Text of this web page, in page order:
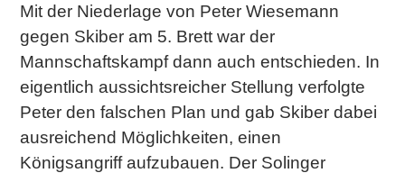
Mit der Niederlage von Peter Wiesemann
gegen Skiber am 5. Brett war der
Mannschaftskampf dann auch entschieden. In
eigentlich aussichtsreicher Stellung verfolgte
Peter den falschen Plan und gab Skiber dabei
ausreichend Möglichkeiten, einen
Königsangriff aufzubauen. Der Solinger